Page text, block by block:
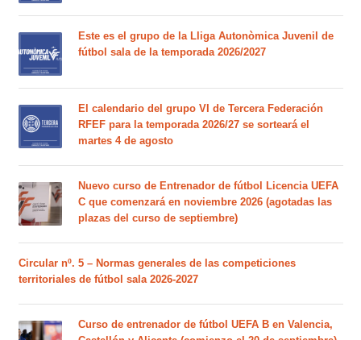
Este es el grupo de la Lliga Autonòmica Juvenil de
fútbol sala de la temporada 2026/2027
El calendario del grupo VI de Tercera Federación
RFEF para la temporada 2026/27 se sorteará el
martes 4 de agosto
Nuevo curso de Entrenador de fútbol Licencia UEFA
C que comenzará en noviembre 2026 (agotadas las
plazas del curso de septiembre)
Circular nº. 5 – Normas generales de las competiciones
territoriales de fútbol sala 2026-2027
Curso de entrenador de fútbol UEFA B en Valencia,